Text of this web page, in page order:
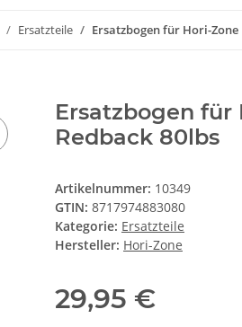
Ersatzteile Ersatzbogen für Hori-Zone
Ersatzbogen für
Redback 80lbs
Artikelnummer: 10349
GTIN: 8717974883080
Kategorie: Ersatzteile
Hersteller: Hori-Zone
29,95 €